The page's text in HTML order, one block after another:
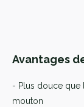
Avantages
- Plus douce que
mouton